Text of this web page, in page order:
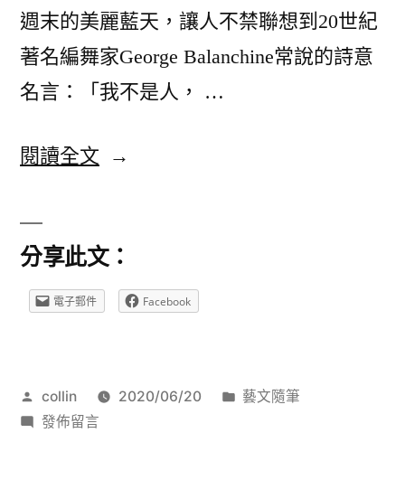
週末的美麗藍天，讓人不禁聯想到20世紀
著名編舞家George Balanchine常說的詩意
名言：「我不是人， …
閱讀全文 〈Balanchine
的
夜
分享此文：
電子郵件 Facebook
作
者:
collin 2020/06/20
分
藝文隨筆
在
發佈留言